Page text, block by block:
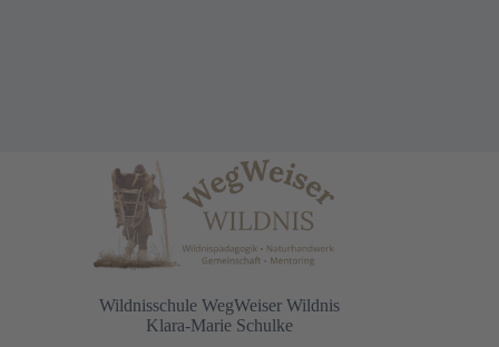
Wildnisschule WegWeiser Wildnis
Klara-Marie Schulke